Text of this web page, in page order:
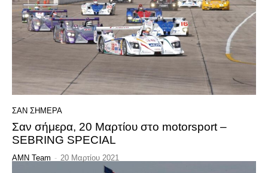
ΣΑΝ ΣΗΜΕΡΑ
Σαν σήμερα, 20 Μαρτίου στο motorsport –
SEBRING SPECIAL
AMN Team - 20 Μαρτίου 2021